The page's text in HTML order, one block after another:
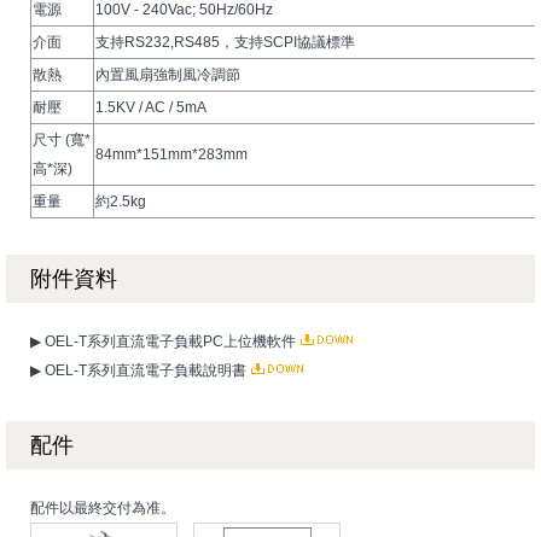
電源
100V - 240Vac; 50Hz/60Hz
介面
支持RS232,RS485，支持SCPI協議標準
散熱
內置風扇強制風冷調節
耐壓
1.5KV / AC / 5mA
尺寸 (寬*
高*深)
84mm*151mm*283mm
重量 約2.5kg
附件資料
▶ OEL-T系列直流電子負載PC上位機軟件
▶ OEL-T系列直流電子負載說明書
配件
配件以最終交付為准。